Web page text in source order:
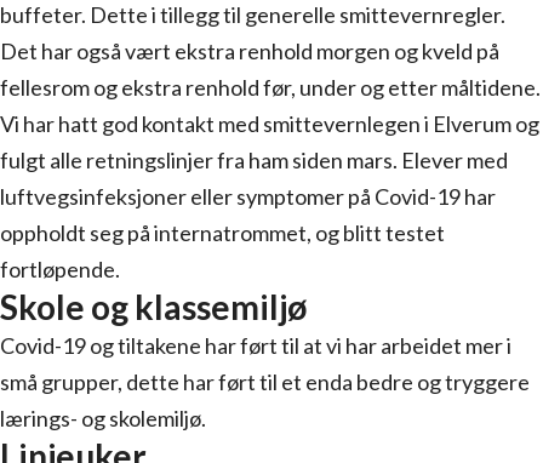
buffeter. Dette i tillegg til generelle smittevernregler.
Det har også vært ekstra renhold morgen og kveld på
fellesrom og ekstra renhold før, under og etter måltidene.
Vi har hatt god kontakt med smittevernlegen i Elverum og
fulgt alle retningslinjer fra ham siden mars. Elever med
luftvegsinfeksjoner eller symptomer på Covid-19 har
oppholdt seg på internatrommet, og blitt testet
fortløpende.
Skole og klassemiljø
Covid-19 og tiltakene har ført til at vi har arbeidet mer i
små grupper, dette har ført til et enda bedre og tryggere
lærings- og skolemiljø.